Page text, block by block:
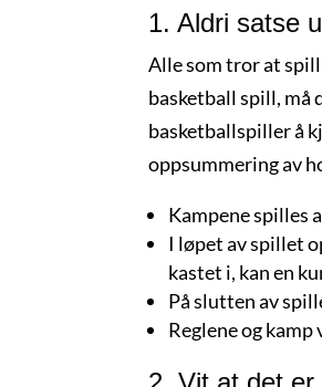
1. Aldri satse
Alle som tror at spill
basketball spill, må
basketballspiller å
oppsummering av
Kampene spilles
I løpet av spillet
kastet i, kan en
På slutten av
Reglene og